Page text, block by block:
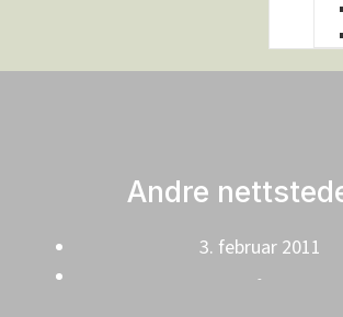
Andre
3. februar 2011
-